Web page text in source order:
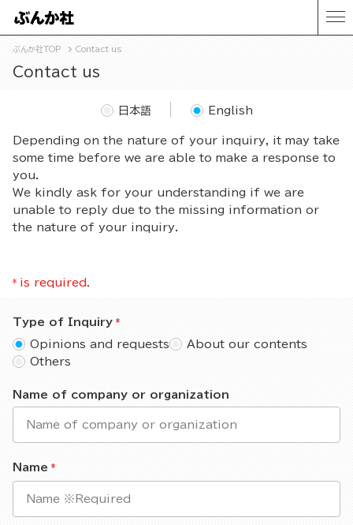
ぶんか社TOP Contact us
Contact us
Depending on the nature of your inquiry, it may take
some time before we are able to make a response to
you.
We kindly ask for your understanding if we are
unable to reply due to the missing information or
the nature of your inquiry.
日本語 English
* is required.
Type of Inquiry
Opinions and requests
About our contents
Others
Name of company or organization
Name